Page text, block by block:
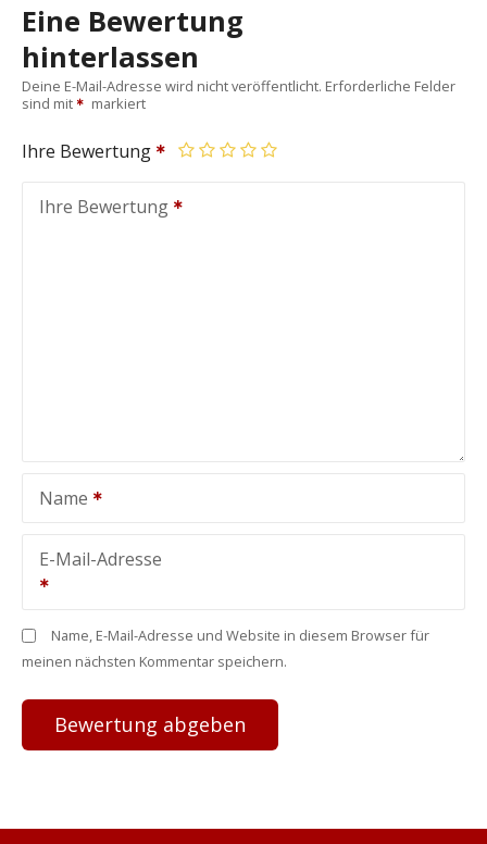
Eine Bewertung
hinterlassen
Deine E-Mail-Adresse wird nicht veröffentlicht. Erforderliche Felder
sind mit
markiert
Ihre Bewertung
Ihre Bewertung
Name
E-Mail-Adresse
Name, E-Mail-Adresse und Website in diesem Browser für
meinen nächsten Kommentar speichern.